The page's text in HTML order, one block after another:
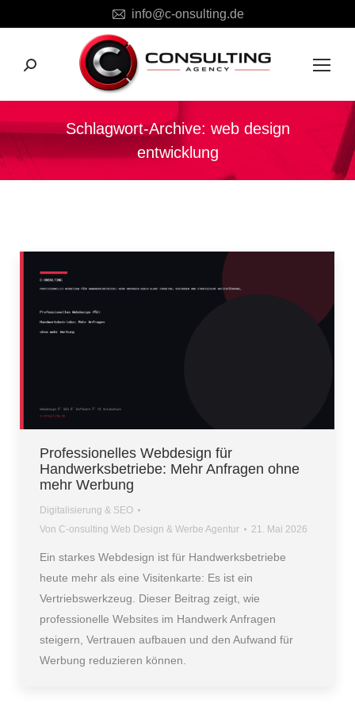
info@c-onsulting.de
Search:
Schlagwort-Archive: web design
entwicklung
Sie befinden sich hier:
Professionelles Webdesign für
Handwerksbetriebe: Mehr Anfragen ohne
mehr Werbung
Digitalisierung & SEO
Von C-onsulting Web Design & Werbe Agentur 21. Mai 2026
Ein starkes Webdesign ist für Handwerksbetriebe
heute mehr als eine Visitenkarte: Es ist ein
Vertriebswerkzeug. Dieser Beitrag zeigt, wie
professionelle Websites im Handwerk Anfragen
steigern, Vertrauen aufbauen und den Aufwand für
Werbung reduzieren können.